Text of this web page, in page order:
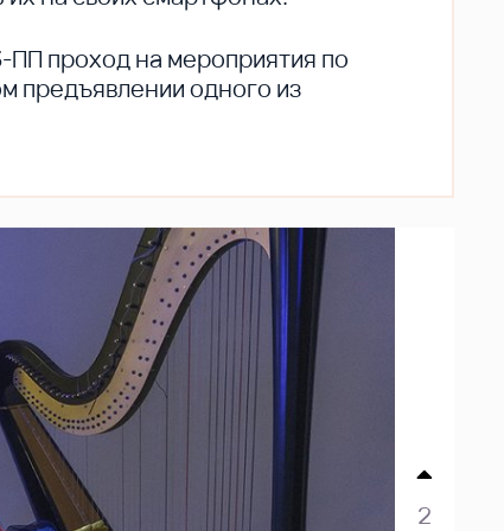
ПП проход на мероприятия по
предъявлении одного из
2